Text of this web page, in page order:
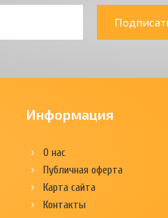
Информация
О нас
Публичная оферта
Карта сайта
Контакты